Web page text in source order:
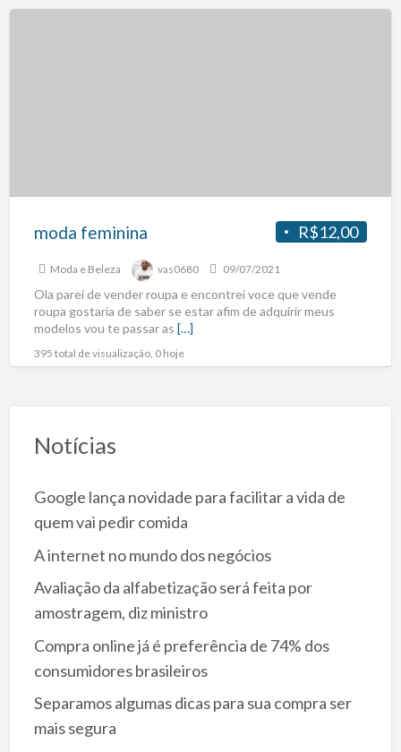
R$12,00
moda feminina
Moda e Beleza vas0680 09/07/2021
Ola parei de vender roupa e encontrei voce que vende
roupa gostaria de saber se estar afim de adquirir meus
modelos vou te passar as […]
395 total de visualização, 0 hoje
Notícias
Google lança novidade para facilitar a vida de
quem vai pedir comida
A internet no mundo dos negócios
Avaliação da alfabetização será feita por
amostragem, diz ministro
Compra online já é preferência de 74% dos
consumidores brasileiros
Separamos algumas dicas para sua compra ser
mais segura